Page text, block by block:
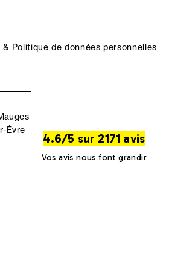
Politique de données personnelles
Èvre
4.6/5 sur 2171 avis
Vos avis nous font grandir